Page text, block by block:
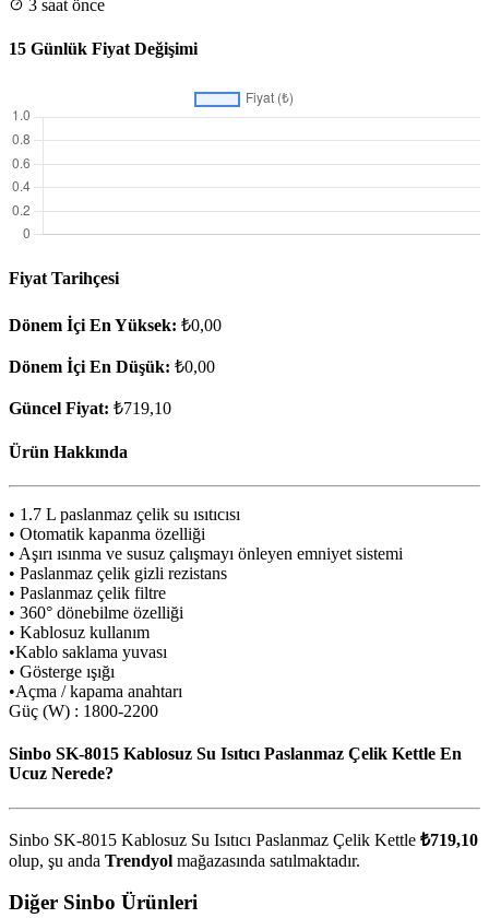
3 saat önce
15 Günlük Fiyat Değişimi
Fiyat Tarihçesi
Dönem İçi En Yüksek: ₺0,00
Dönem İçi En Düşük: ₺0,00
Güncel Fiyat: ₺719,10
Ürün Hakkında
• 1.7 L paslanmaz çelik su ısıtıcısı
• Otomatik kapanma özelliği
• Aşırı ısınma ve susuz çalışmayı önleyen emniyet sistemi
• Paslanmaz çelik gizli rezistans
• Paslanmaz çelik filtre
• 360° dönebilme özelliği
• Kablosuz kullanım
•Kablo saklama yuvası
• Gösterge ışığı
•Açma / kapama anahtarı
Güç (W) : 1800-2200
Sinbo SK-8015 Kablosuz Su Isıtıcı Paslanmaz Çelik Kettle En
Ucuz Nerede?
Sinbo SK-8015 Kablosuz Su Isıtıcı Paslanmaz Çelik Kettle ₺719,10
olup, şu anda Trendyol mağazasında satılmaktadır.
Diğer Sinbo Ürünleri